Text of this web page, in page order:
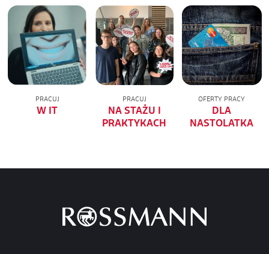
PRACUJ
W IT
PRACUJ
NA STAŻU I
PRAKTYKACH
OFERTY PRACY
DLA
NASTOLATKA